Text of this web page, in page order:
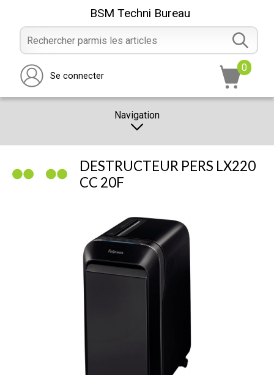
BSM Techni Bureau
Se connecter
0
Navigation
PROMOTION
NOUS CONTACTER
RÉALISATION
DESTRUCTEUR PERS LX220
CC 20F